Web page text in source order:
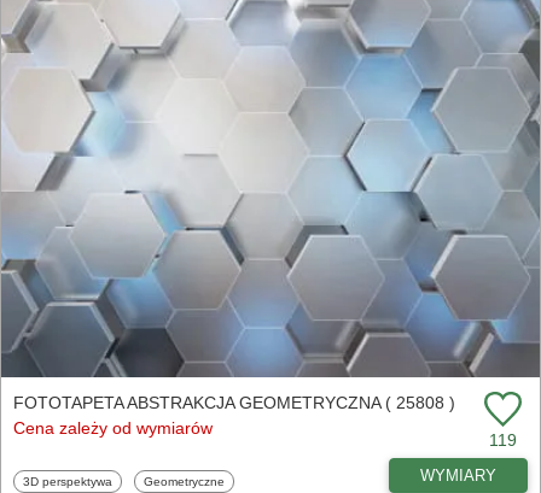
FOTOTAPETA ABSTRAKCJA GEOMETRYCZNA ( 25808 )
Cena zależy od wymiarów
119
Fototapety
3D perspektywa Fototapety
Geometryczne WYMIARY